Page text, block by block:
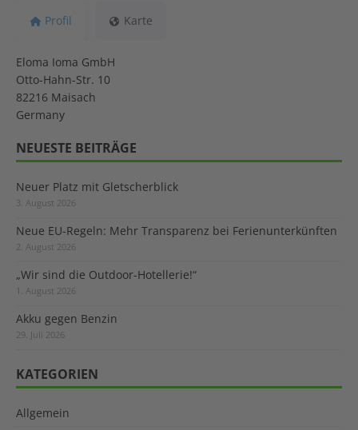
Profil Karte
Eloma Ioma GmbH
Otto-Hahn-Str. 10
82216 Maisach
Germany
NEUESTE BEITRÄGE
Neuer Platz mit Gletscherblick
3. August 2026
Neue EU-Regeln: Mehr Transparenz bei Ferienunterkünften
2. August 2026
„Wir sind die Outdoor-Hotellerie!“
1. August 2026
Akku gegen Benzin
29. Juli 2026
KATEGORIEN
Allgemein